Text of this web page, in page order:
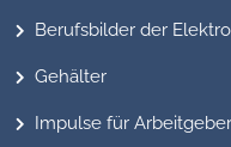
Berufsbilder der
Gehälter
Impulse für Arbeitgeber